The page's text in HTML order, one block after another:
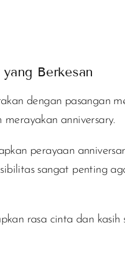
Berkesan
dengan pasangan
anniversary.
perayaan
sangat penting
rasa cinta dan kasih